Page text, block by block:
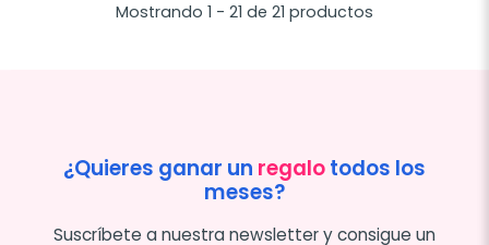
Mostrando 1 - 21 de 21 productos
¿Quieres ganar un regalotodos los
meses?
Suscríbete a nuestra newsletter y consigue un